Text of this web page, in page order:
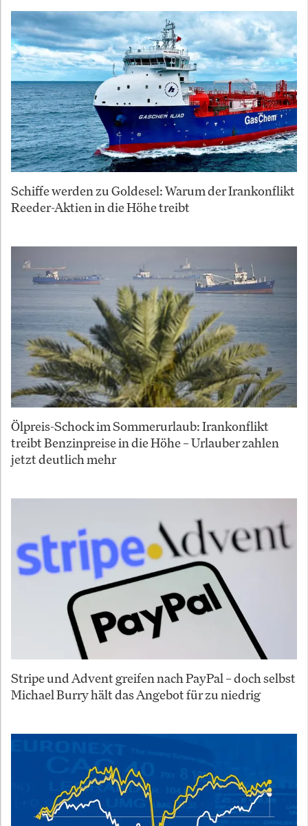
Schiffe werden zu Goldesel: Warum der Irankonflikt
Reeder-Aktien in die Höhe treibt
Ölpreis-Schock im Sommerurlaub: Irankonflikt
treibt Benzinpreise in die Höhe – Urlauber zahlen
jetzt deutlich mehr
Stripe und Advent greifen nach PayPal – doch selbst
Michael Burry hält das Angebot für zu niedrig